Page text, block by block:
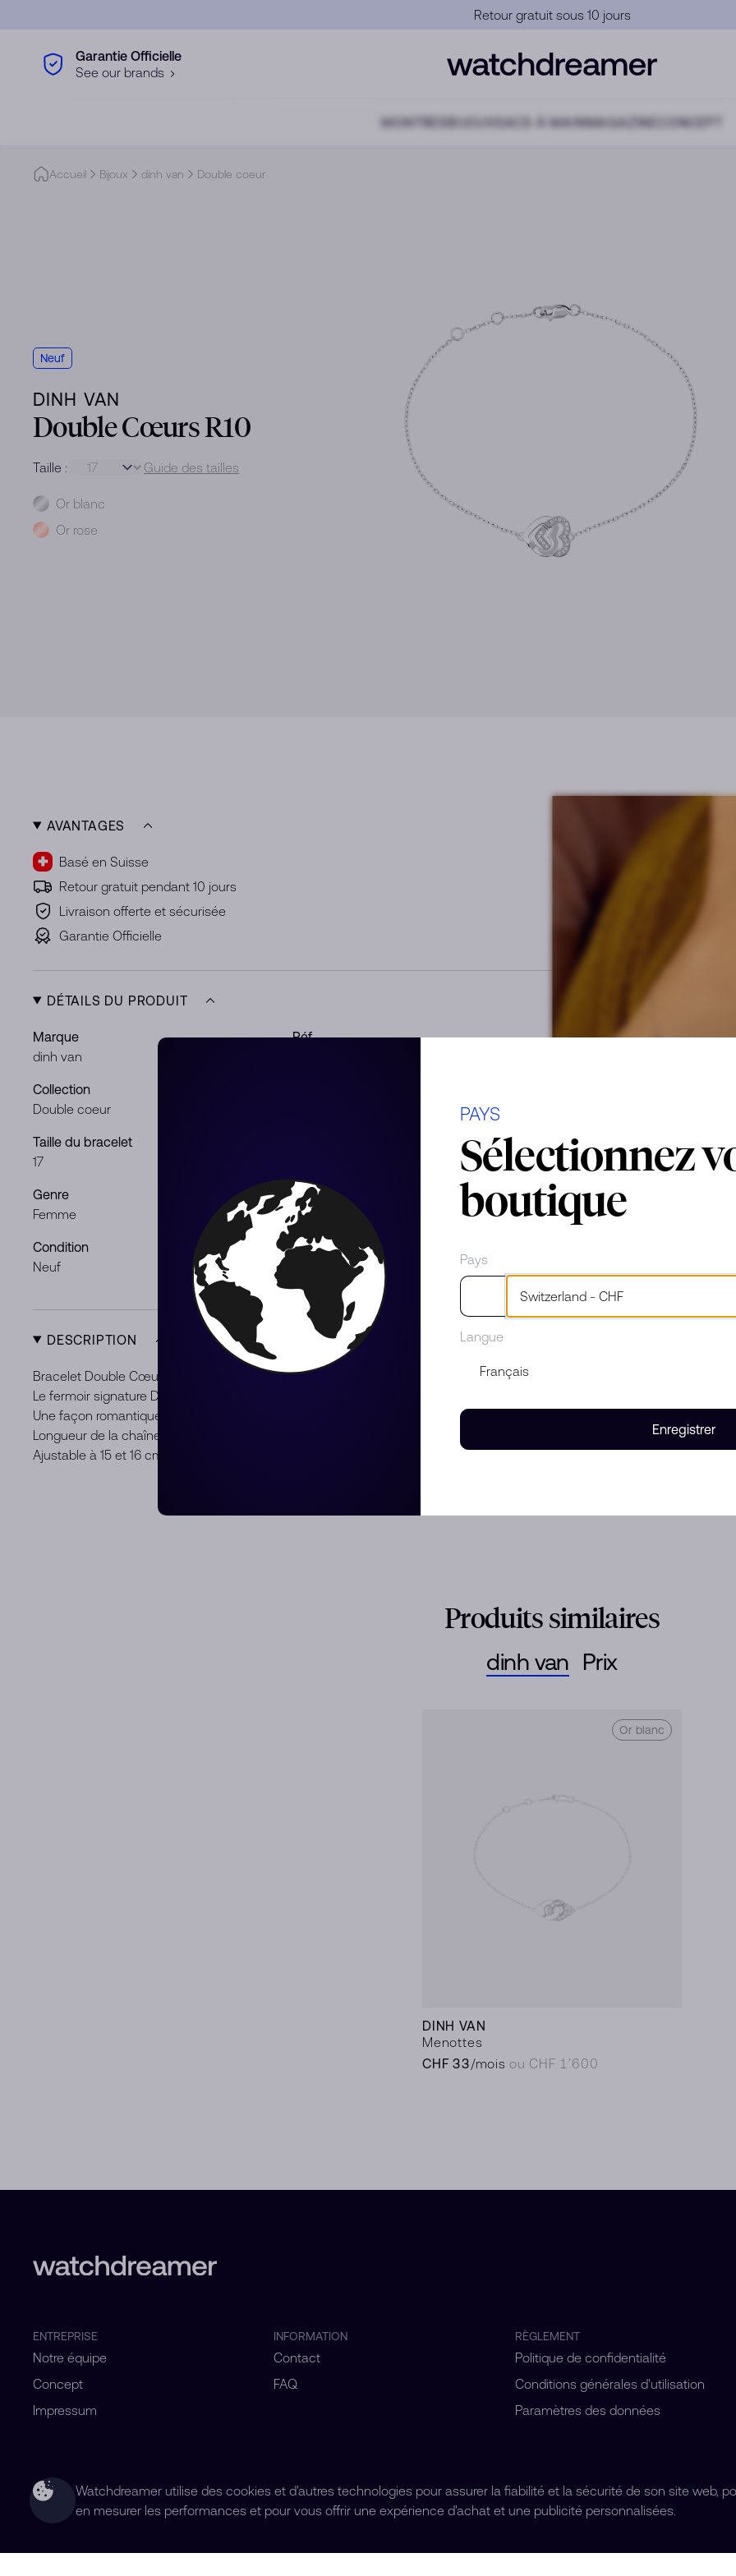
Garantie Officielle
Garantie Officielle
See our brands
MONTRES SACS À MAINMAGAZINE CONCEPT
Accueil Bijoux dinh van Double coeur
Neuf
DINH VAN
Double Cœurs R10
Taille : Guide des tailles
MétalOr blanc
Or rose
AVANTAGES
Basé en Suisse
Retour gratuit pendant 10 jours
Livraison offerte et sécurisée
Garantie Officielle
DÉTAILS DU PRODUIT
Marque
dinh van
Réf.
Collection
Double coeur
Taille du bracelet
17
Genre
Femme
Garantie
Oui
Condition
Neuf
DESCRIPTION
Bracelet Double Cœurs R10 en or rose 18 carats serti de diamants.
Le fermoir signature Double Cœurs dinh van semi-pavé se décline en bracelet sur chaîne.
Une façon romantique de dire à l’autre que « Toi et Moi » ne font qu’un.
Longueur de la chaîne : 17 cm.
Ajustable à 15 et 16 cm grâce à deux anneaux de mise à taille.
Produits similaires
dinh van
Or blanc
DINH VAN
Menottes
CHF 33/mois ou CHF 1’600
Prix
ENTREPRISE
Notre équipe
Concept
Impressum
INFORMATION
Contact
FAQ
RÈGLEMENT
Politique de confidentialité
Conditions générales d'utilisation
Paramètres des données
Watchdreamer utilise des cookies et d'autres technologies pour assurer la fiabilité et la sécurité de son site web,
en mesurer les performances et pour vous offrir une expérience d'achat et une publicité personnalisées.
PAYS
Sélectionnez
boutique
Pays
Langue
Enregistrer